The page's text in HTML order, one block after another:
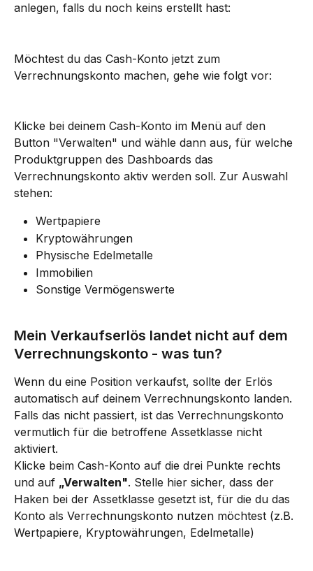
anlegen, falls du noch keins erstellt hast:
Möchtest du das Cash-Konto jetzt zum
Verrechnungskonto machen, gehe wie folgt vor:
Klicke bei deinem Cash-Konto im Menü auf den
Button "Verwalten" und wähle dann aus, für welche
Produktgruppen des Dashboards das
Verrechnungskonto aktiv werden soll. Zur Auswahl
stehen:
Wertpapiere
Kryptowährungen
Physische Edelmetalle
Immobilien
Sonstige Vermögenswerte
Mein Verkaufserlös landet nicht auf dem
Verrechnungskonto - was tun?
Wenn du eine Position verkaufst, sollte der Erlös
automatisch auf deinem Verrechnungskonto landen.
Falls das nicht passiert, ist das Verrechnungskonto
vermutlich für die betroffene Assetklasse nicht
aktiviert.
Klicke beim Cash-Konto auf die drei Punkte rechts
und auf „Verwalten". Stelle hier sicher, dass der
Haken bei der Assetklasse gesetzt ist, für die du das
Konto als Verrechnungskonto nutzen möchtest (z.B.
Wertpapiere, Kryptowährungen, Edelmetalle)